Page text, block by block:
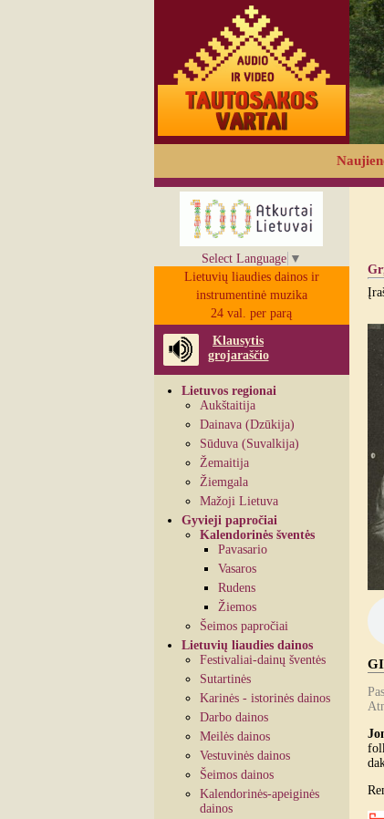
Select Language ▼
Lietuvių liaudies dainos ir
instrumentinė muzika
24 val. per parą
Klausytis
grojaraščio
Lietuvos regionai
Aukštaitija
Dainava (Dzūkija)
Sūduva (Suvalkija)
Žemaitija
Žiemgala
Mažoji Lietuva
Gyvieji papročiai
Kalendorinės šventės
Pavasario
Vasaros
Rudens
Žiemos
Šeimos papročiai
Lietuvių liaudies dainos
Festivaliai-dainų šventės
Sutartinės
Karinės - istorinės dainos
Darbo dainos
Meilės dainos
Vestuvinės dainos
Šeimos dainos
Kalendorinės-apeiginės
dainos